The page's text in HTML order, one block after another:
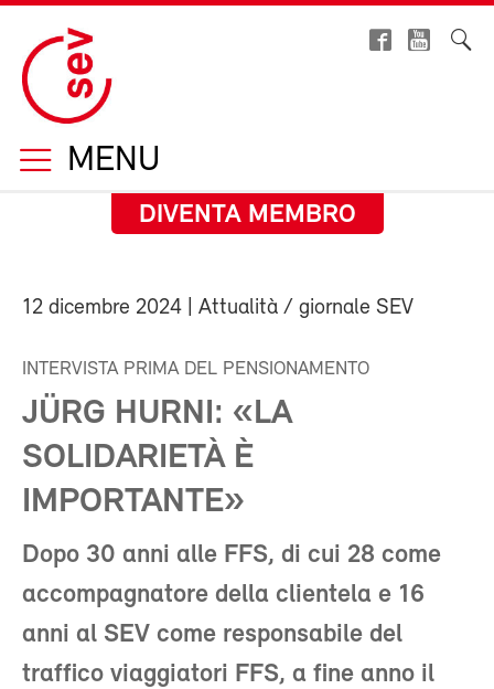
MENU
DIVENTA MEMBRO
12 dicembre 2024 | Attualità / giornale SEV
INTERVISTA PRIMA DEL PENSIONAMENTO
JÜRG HURNI: «LA
SOLIDARIETÀ È
IMPORTANTE»
Dopo 30 anni alle FFS, di cui 28 come
accompagnatore della clientela e 16
anni al SEV come responsabile del
traffico viaggiatori FFS, a fine anno il